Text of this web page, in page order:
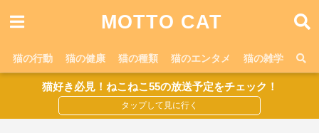
MOTTO CAT
猫の行動 猫の健康 猫の種類 猫のエンタメ 猫の雑学
猫好き必見！ねこねこ55の放送予定をチェック！